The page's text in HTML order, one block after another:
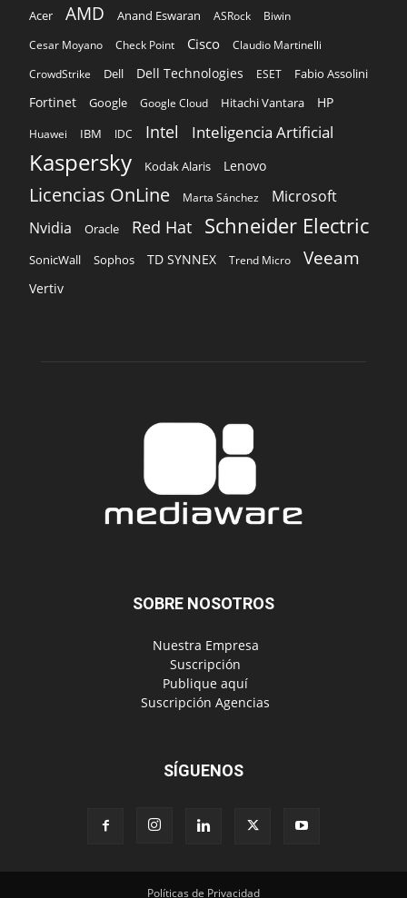
Acer AMD Anand Eswaran ASRock
Biwin
Cesar Moyano
Check Point Cisco
Claudio Martinelli
CrowdStrike
Dell Dell Technologies ESET Fabio Assolini
Fortinet Google Google Cloud Hitachi Vantara HP
Huawei IBM IDC Intel Inteligencia Artificial
Kaspersky Kodak Alaris Lenovo
Licencias OnLine Marta Sánchez
Microsoft
Nvidia
Oracle Red Hat Schneider Electric
SonicWall Sophos TD SYNNEX Trend Micro Veeam
Vertiv
SOBRE NOSOTROS
‎ Nuestra Empresa
‎ Suscripción
‎ Publique aquí
‎ Suscripción Agencias
SÍGUENOS
Políticas de Privacidad